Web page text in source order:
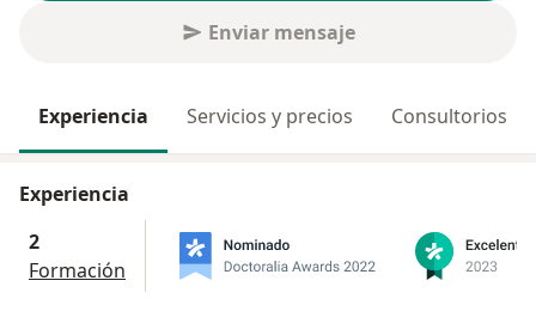
Enviar mensaje
Experiencia Servicios y precios Consultorios
Experiencia
2
Formación